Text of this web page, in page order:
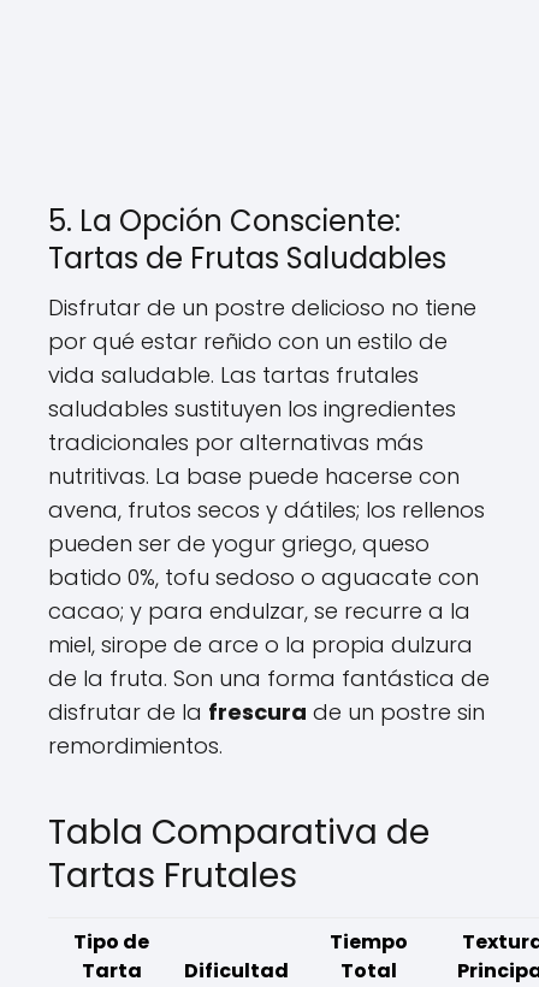
5. La Opción Consciente:
Tartas de Frutas Saludables
Disfrutar de un postre delicioso no tiene
por qué estar reñido con un estilo de
vida saludable. Las tartas frutales
saludables sustituyen los ingredientes
tradicionales por alternativas más
nutritivas. La base puede hacerse con
avena, frutos secos y dátiles; los rellenos
pueden ser de yogur griego, queso
batido 0%, tofu sedoso o aguacate con
cacao; y para endulzar, se recurre a la
miel, sirope de arce o la propia dulzura
de la fruta. Son una forma fantástica de
disfrutar de la frescura de un postre sin
remordimientos.
Tabla Comparativa de
Tartas Frutales
Tipo de
Tarta
Dificultad
Tiempo
Total